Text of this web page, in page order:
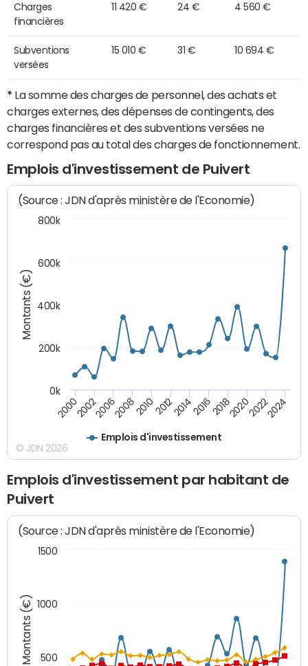
Charges
financières
11 420 € 24 € 4 560 €
Subventions
versées
15 010 € 31 € 10 694 €
* La somme des charges de personnel, des achats et
charges externes, des dépenses de contingents, des
charges financières et des subventions versées ne
correspond pas au total des charges de fonctionnement.
Emplois d'investissement de Puivert
Montants (€)
(Source : JDN d'après ministère de l'Economie)
Emplois d'investissement
200020022006200820102012201420162018202020222024
0k
200k
400k
600k
800k
© JDN 2026
Emplois d'investissement par habitant de
Puivert
Montants (€)
(Source : JDN d'après ministère de l'Economie)
500
1000
1500